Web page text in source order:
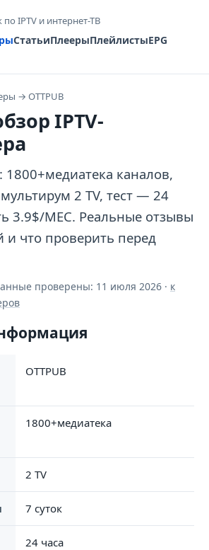
IPTV и интернет-ТВ
СтатьиПлеерыПлейлистыEPG
→ OTTPUB
IPTV-
1800+медиатека каналов,
2 TV, тест — 24
3.9$/МЕС. Реальные отзывы
и что проверить перед
проверены: 11 июля 2026 · к
OTTPUB
1800+медиатека
2 TV
7 суток
24 часа